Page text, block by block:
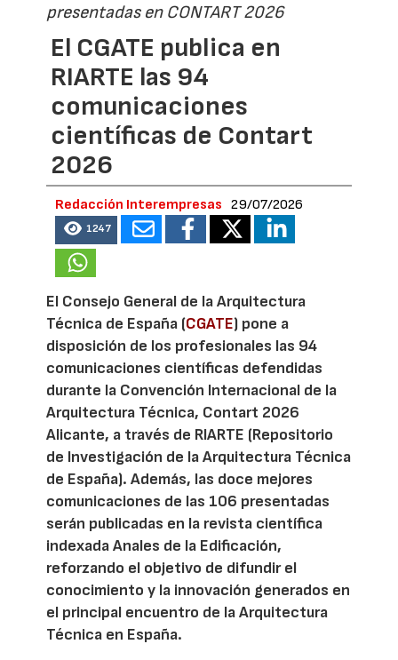
presentadas en CONTART 2026
El CGATE publica en
RIARTE las 94
comunicaciones
científicas de Contart
2026
Redacción Interempresas 29/07/2026
1247
El Consejo General de la Arquitectura
Técnica de España (CGATE) pone a
disposición de los profesionales las 94
comunicaciones científicas defendidas
durante la Convención Internacional de la
Arquitectura Técnica, Contart 2026
Alicante, a través de RIARTE (Repositorio
de Investigación de la Arquitectura Técnica
de España). Además, las doce mejores
comunicaciones de las 106 presentadas
serán publicadas en la revista científica
indexada Anales de la Edificación,
reforzando el objetivo de difundir el
conocimiento y la innovación generados en
el principal encuentro de la Arquitectura
Técnica en España.